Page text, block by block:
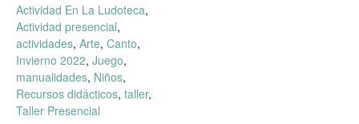
Actividad En La Ludoteca,
Actividad presencial,
actividades, Arte, Canto,
Invierno 2022, Juego,
manualidades, Niños,
Recursos didácticos, taller,
Taller Presencial